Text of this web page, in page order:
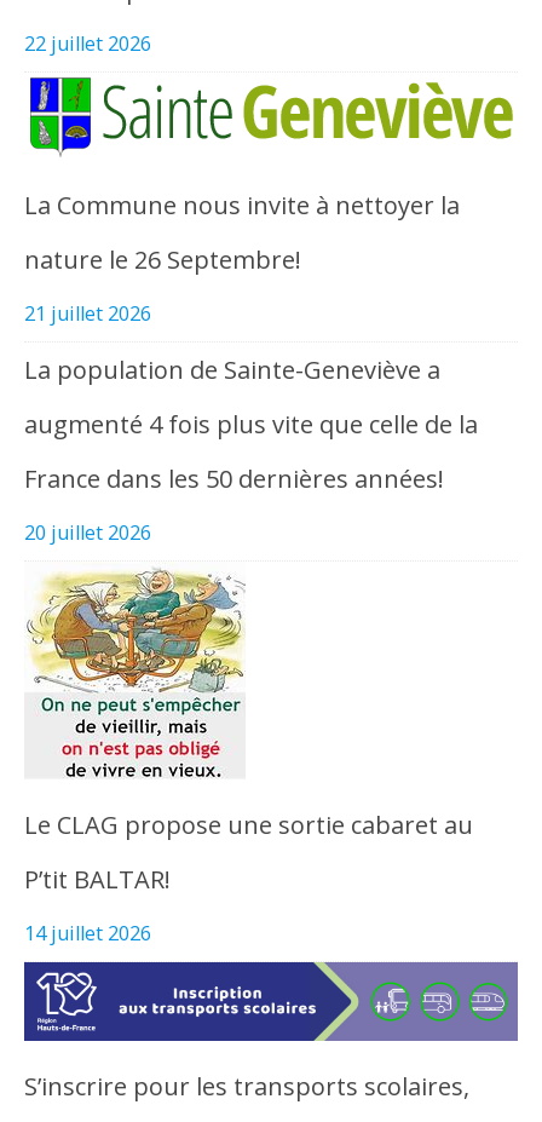
22 juillet 2026
La Commune nous invite à nettoyer la
nature le 26 Septembre!
21 juillet 2026
La population de Sainte-Geneviève a
augmenté 4 fois plus vite que celle de la
France dans les 50 dernières années!
20 juillet 2026
Le CLAG propose une sortie cabaret au
P’tit BALTAR!
14 juillet 2026
S’inscrire pour les transports scolaires,